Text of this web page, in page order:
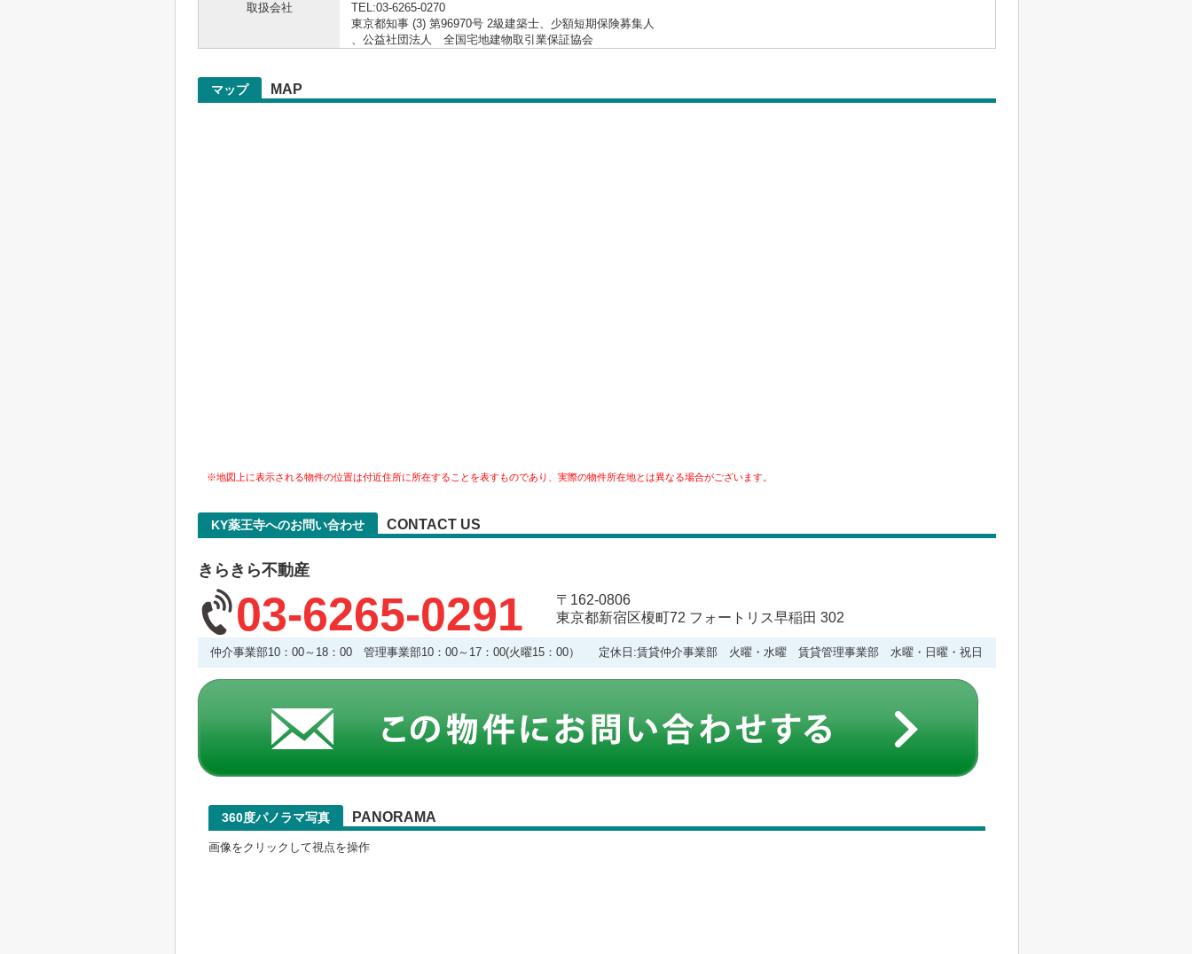
取扱会社
TEL:03-6265-0270
東京都知事 (3) 第96970号 2級建築士、少額短期保険募集人
、公益社団法人 全国宅地建物取引業保証協会
マップ MAP
※地図上に表示される物件の位置は付近住所に所在することを表すものであり、実際の物件所在地とは異なる場合がございます。
KY薬王寺へのお問い合わせ CONTACT US
きらきら不動産
03-6265-0291
〒162-0806
東京都新宿区榎町72 フォートリス早稲田 302
仲介事業部10：00～18：00 管理事業部10：00～17：00(火曜15：00） 定休日:賃貸仲介事業部 火曜・水曜 賃貸管理事業部 水曜・日曜・祝日
360度パノラマ写真 PANORAMA
画像をクリックして視点を操作